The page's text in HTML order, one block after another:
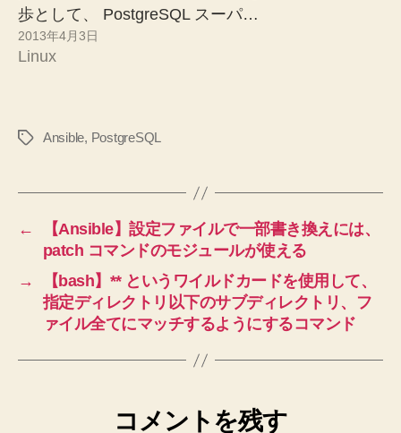
歩として、 PostgreSQL スーパ…
2013年4月3日
Linux
タ
Ansible, PostgreSQL
←
【Ansible】設定ファイルで一部書き換えには、
patch コマンドのモジュールが使える
→
【bash】** というワイルドカードを使用して、
指定ディレクトリ以下のサブディレクトリ、フ
ァイル全てにマッチするようにするコマンド
コメントを残す